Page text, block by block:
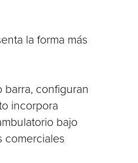
la forma más
configuran
incorpora
bajo
comerciales